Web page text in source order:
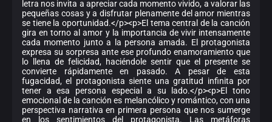
letra nos invita a apreciar cada momento vivido, a valorar las
pequeñas cosas y a disfrutar plenamente del amor mientras
se tiene la oportunidad.</p><p>El tema central de la canción
gira en torno al amor y la importancia de vivir intensamente
cada momento junto a la persona amada. El protagonista
expresa su sorpresa ante ese profundo enamoramiento que
lo llena de felicidad, haciéndole sentir que el presente se
convierte rápidamente en pasado. A pesar de esta
fugacidad, el protagonista siente una gratitud infinita por
tener a esa persona especial a su lado.</p><p>El tono
emocional de la canción es melancólico y romántico, con una
perspectiva narrativa en primera persona que nos sumerge
en los sentimientos del protagonista. Las metáforas